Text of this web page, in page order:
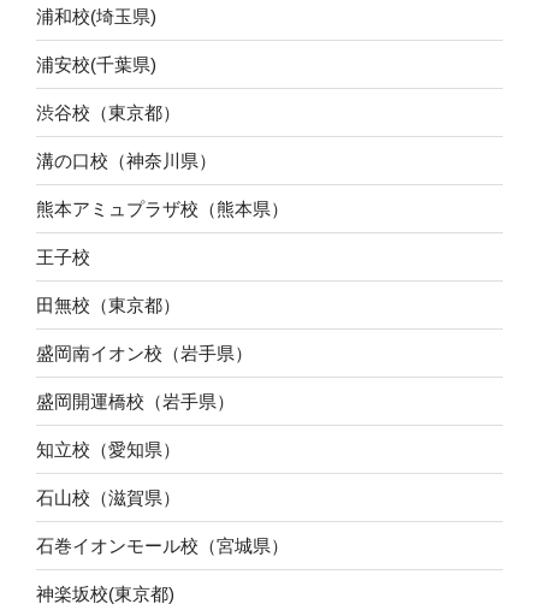
浦和校(埼玉県)
浦安校(千葉県)
渋谷校（東京都）
溝の口校（神奈川県）
熊本アミュプラザ校（熊本県）
王子校
田無校（東京都）
盛岡南イオン校（岩手県）
盛岡開運橋校（岩手県）
知立校（愛知県）
石山校（滋賀県）
石巻イオンモール校（宮城県）
神楽坂校(東京都)